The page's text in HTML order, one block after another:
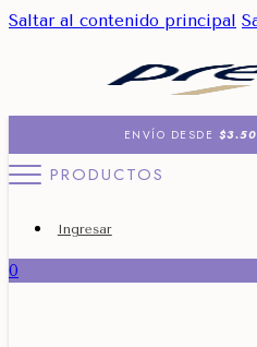
Saltar al contenido principal
ENVÍO DESDE
PRODUCTOS
Ingresar
0